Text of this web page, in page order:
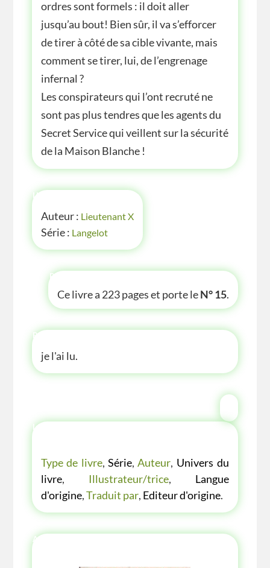
ordres sont formels : il doit aller
jusqu’au bout! Bien sûr, il va s’efforcer
de tirer à côté de sa cible vivante, mais
comment se tirer, lui, de l’engrenage
infernal ?
Les conspirateurs qui l’ont recruté ne
sont pas plus tendres que les agents du
Secret Service qui veillent sur la sécurité
de la Maison Blanche !
INFOS
Auteur : Lieutenant X
Série : Langelot
P'TITE INFOS
Ce livre a 223 pages et porte leN° 15.
P'TITE ANECDOTE
je l'ai lu.
LES P'TITES LISTES DES BIBLIOTHÈQUE
Type de livre, Série, Auteur, Univers du
livre, Illustrateur/trice, Langue
d'origine,Traduit par, Editeur d'origine.
AUTRES ANNÉE AUTRES COUVERTURES